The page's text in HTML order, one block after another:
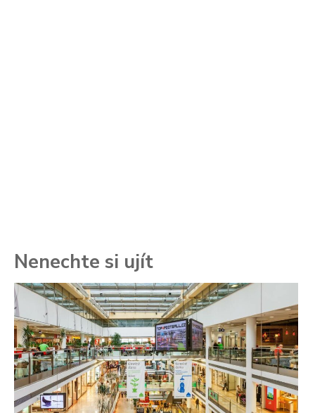
Nenechte si ujít